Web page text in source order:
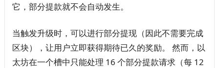
它，部分提款就不会自动发生。
当触发升级时，可以进行部分提现（因此不需要完成
区块），让用户立即获得期待已久的奖励。 然而，以
太坊在一个槽中只能处理 16 个部分提款请求（每 12